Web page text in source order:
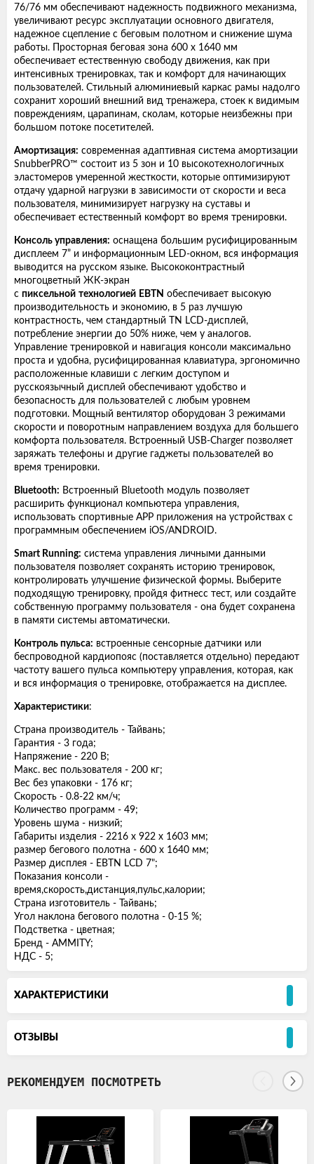
76/76 мм обеспечивают надежность подвижного механизма,
увеличивают ресурс эксплуатации основного двигателя,
надежное сцепление с беговым полотном и снижение шума
работы. Просторная беговая зона 600 х 1640 мм
обеспечивает естественную свободу движения, как при
интенсивных тренировках, так и комфорт для начинающих
пользователей. Стильный алюминиевый каркас рамы надолго
сохранит хороший внешний вид тренажера, стоек к видимым
повреждениям, царапинам, сколам, которые неизбежны при
большом потоке посетителей.
Амортизация: современная адаптивная система амортизации
SnubberPRO™ состоит из 5 зон и 10 высокотехнологичных
эластомеров умеренной жесткости, которые оптимизируют
отдачу ударной нагрузки в зависимости от скорости и веса
пользователя, минимизирует нагрузку на суставы и
обеспечивает естественный комфорт во время тренировки.
Консоль управления: оснащена большим русифицированным
дисплеем 7” и информационным LED-окном, вся информация
выводится на русском языке. Высококонтрастный
многоцветный ЖК-экран
с пиксельной технологией EBTN обеспечивает высокую
производительность и экономию, в 5 раз лучшую
контрастность, чем стандартный TN LCD-дисплей,
потребление энергии до 50% ниже, чем у аналогов.
Управление тренировкой и навигация консоли максимально
проста и удобна, русифицированная клавиатура, эргономично
расположенные клавиши с легким доступом и
русскоязычный дисплей обеспечивают удобство и
безопасность для пользователей с любым уровнем
подготовки. Мощный вентилятор оборудован 3 режимами
скорости и поворотным направлением воздуха для большего
комфорта пользователя. Встроенный USB-Charger позволяет
заряжать телефоны и другие гаджеты пользователей во
время тренировки.
Bluetooth: Встроенный Bluetooth модуль позволяет
расширить функционал компьютера управления,
использовать спортивные APP приложения на устройствах с
программным обеспечением iOS/ANDROID.
Smart Running: система управления личными данными
пользователя позволяет сохранять историю тренировок,
контролировать улучшение физической формы. Выберите
подходящую тренировку, пройдя фитнесс тест, или создайте
собственную программу пользователя - она будет сохранена
в памяти системы автоматически.
Контроль пульса: встроенные сенсорные датчики или
беспроводной кардиопояс (поставляется отдельно) передают
частоту вашего пульса компьютеру управления, которая, как
и вся информация о тренировке, отображается на дисплее.
Характеристики:
Страна производитель - Тайвань;
Гарантия - 3 года;
Напряжение - 220 В;
Макс. вес пользователя - 200 кг;
Вес без упаковки - 176 кг;
Скорость - 0.8-22 км/ч;
Количество программ - 49;
Уровень шума - низкий;
Габариты изделия - 2216 х 922 х 1603 мм;
размер бегового полотна - 600 х 1640 мм;
Размер дисплея - EBTN LCD 7";
Показания консоли -
время,скорость,дистанция,пульс,калории;
Страна изготовитель - Тайвань;
Угол наклона бегового полотна - 0-15 %;
Подстветка - цветная;
Бренд - AMMITY;
НДС - 5;
ХАРАКТЕРИСТИКИ
ОТЗЫВЫ
РЕКОМЕНДУЕМ ПОСМОТРЕТЬ